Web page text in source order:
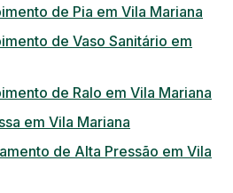
de Pia em Vila Mariana
de Vaso Sanitário em
de Ralo em Vila Mariana
em Vila Mariana
de Alta Pressão em Vila